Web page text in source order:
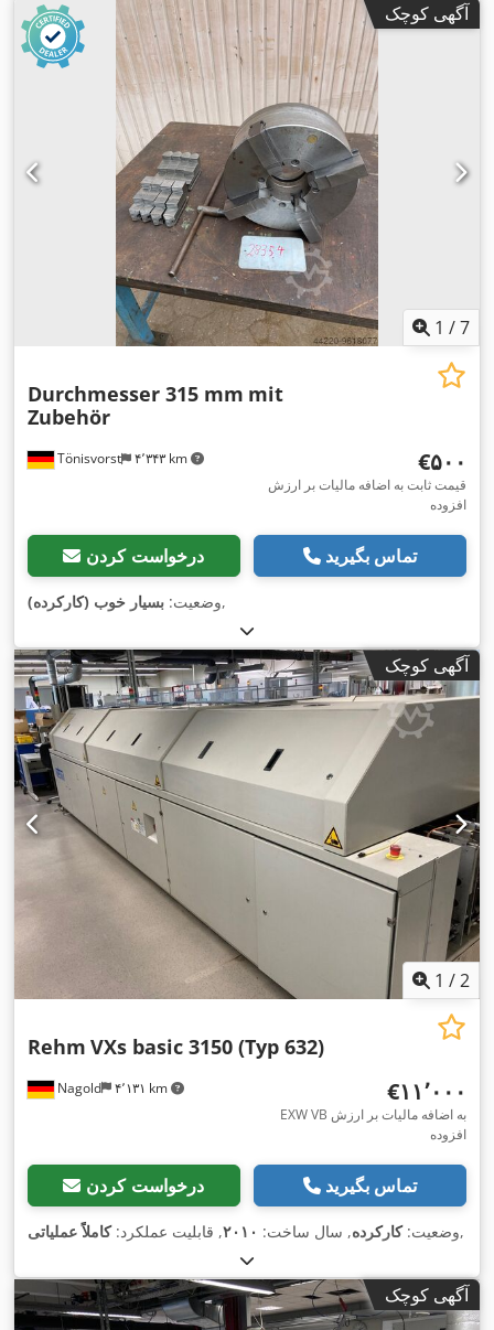
آگهی کوچک
1 /7
Tönisvorst ۴٬۳۴۳ km
Durchmesser 315 mm mit
Zubehör
‎€۵۰۰
قیمت ثابت به اضافه مالیات بر ارزش
افزوده
درخواست کردن تماس بگیرید
وضعیت: بسیار خوب (کارکرده) ,
آگهی کوچک
1 /2
Nagold ۴٬۱۳۱ km
Rehm VXs basic 3150 (Typ 632)
‎€۱۱٬۰۰۰
EXW VB به اضافه مالیات بر ارزش
افزوده
درخواست کردن تماس بگیرید
وضعیت:کارکرده, سال ساخت: ۲۰۱۰, قابلیت عملکرد:کاملاً عملیاتی ,
آگهی کوچک